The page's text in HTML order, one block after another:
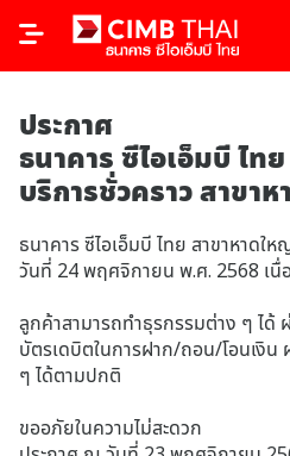
ประกาศ
ธนาคาร ซีไอเอ็มบี ไท
บริการชั่วคราว สาขา
ธนาคาร ซีไอเอ็มบี ไทย สาขาหาดใ
วันที่ 24 พฤศจิกายน พ.ศ. 2568 เ
ลูกค้าสามารถทำธุรกรรมต่าง ๆ ได้
บัตรเดบิตในการฝาก/ถอน/โอนเงิน
ๆ ได้ตามปกติ
ขออภัยในความไม่สะดวก